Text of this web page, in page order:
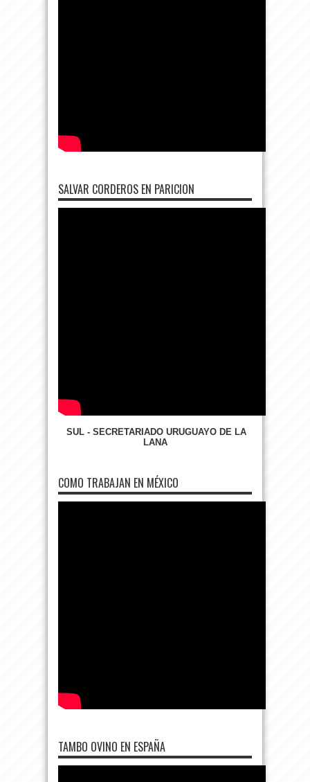
SALVAR CORDEROS EN PARICION
SUL - SECRETARIADO URUGUAYO DE LA
LANA
COMO TRABAJAN EN MÉXICO
TAMBO OVINO EN ESPAÑA